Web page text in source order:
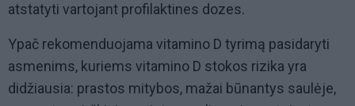
atstatyti vartojant profilaktines dozes.
Ypač rekomenduojama vitamino D tyrimą pasidaryti
asmenims, kuriems vitamino D stokos rizika yra
didžiausia: prastos mitybos, mažai būnantys saulėje,